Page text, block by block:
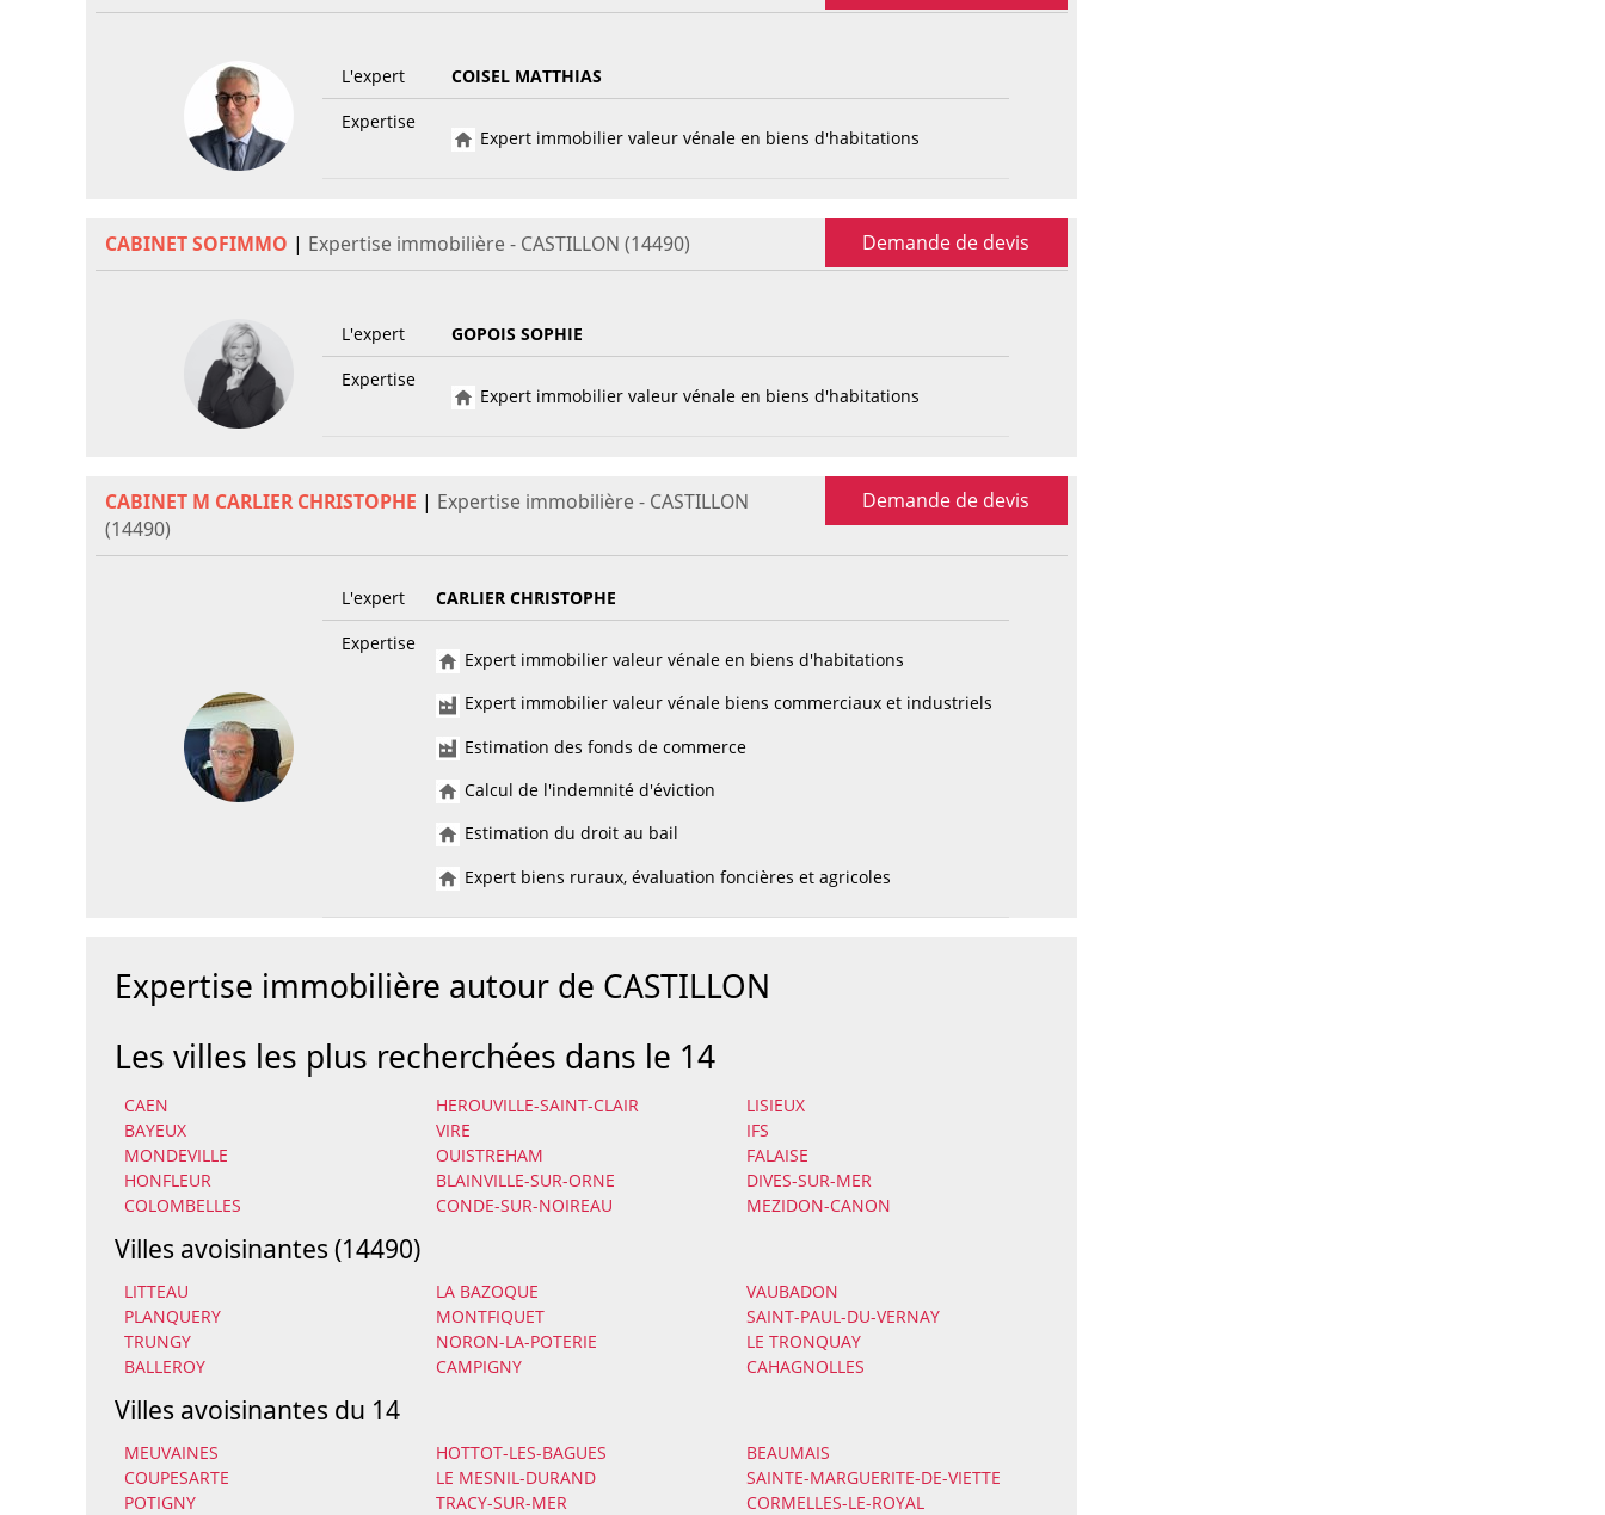
L'expert
COISEL MATTHIAS
Expertise
Expert immobilier valeur vénale en biens d'habitations
CABINET SOFIMMO | Expertise immobilière - CASTILLON (14490) Demande de devis
L'expert
GOPOIS SOPHIE
Expertise
Expert immobilier valeur vénale en biens d'habitations
CABINET M CARLIER CHRISTOPHE | Expertise immobilière - CASTILLON
(14490)
Demande de devis
L'expert
CARLIER CHRISTOPHE
Expertise
Expert immobilier valeur vénale en biens d'habitations
Expert immobilier valeur vénale biens commerciaux et industriels
Estimation des fonds de commerce
Calcul de l'indemnité d'éviction
Estimation du droit au bail
Expert biens ruraux, évaluation foncières et agricoles
Expertise immobilière autour de CASTILLON
Les villes les plus recherchées dans le 14
CAEN HEROUVILLE-SAINT-CLAIR
LISIEUX
BAYEUX
VIRE
IFS
MONDEVILLE
OUISTREHAM
FALAISE
HONFLEUR
BLAINVILLE-SUR-ORNE
DIVES-SUR-MER
COLOMBELLES
CONDE-SUR-NOIREAU MEZIDON-CANON
Villes avoisinantes (14490)
LITTEAU LA BAZOQUE
VAUBADON
PLANQUERY
MONTFIQUET
SAINT-PAUL-DU-VERNAY
TRUNGY
NORON-LA-POTERIE
LE TRONQUAY
BALLEROY
CAMPIGNY CAHAGNOLLES
Villes avoisinantes du 14
MEUVAINES HOTTOT-LES-BAGUES
BEAUMAIS
COUPESARTE
LE MESNIL-DURAND
SAINTE-MARGUERITE-DE-VIETTE
POTIGNY
TRACY-SUR-MER
CORMELLES-LE-ROYAL